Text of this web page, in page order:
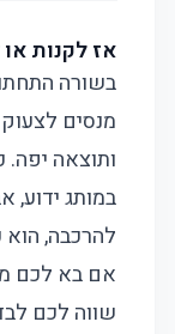
אז לקנות
בשורה
מנסים
ותוצאה יפה.
במותג ידוע,
להרכבה,
אם בא לכם
שווה לכם